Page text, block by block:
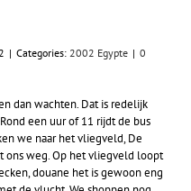
| Categories: 2002 Egypte | 0
dan wachten. Dat is redelijk
een uur of 11 rijdt de bus
we naar het vliegveld, De
ons weg. Op het vliegveld loopt
douane het is gewoon eng